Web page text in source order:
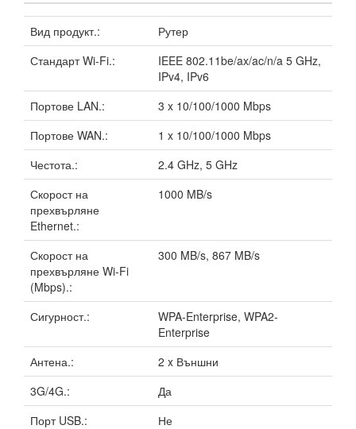
Вид продукт.:
Рутер
Стандарт Wi-Fi.:
IEEE 802.11be/ax/ac/n/a 5 GHz,
IPv4, IPv6
Портове LAN.:
3 x 10/100/1000 Mbps
Портове WAN.:
1 x 10/100/1000 Mbps
Честота.:
2.4 GHz, 5 GHz
Скорост на
прехвърляне
Ethernet.:
1000 MB/s
Скорост на
прехвърляне Wi-Fi
(Mbps).:
300 MB/s, 867 MB/s
Сигурност.:
WPA-Enterprise, WPA2-
Enterprise
Антена.:
2 x Външни
3G/4G.:
Да
Порт USB.:
Не